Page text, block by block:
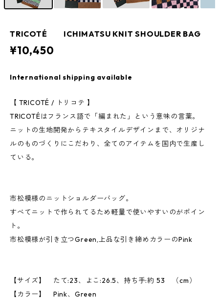
TRICOTÉ ICHIMATSU KNIT SHOULDER BAG
¥10,450
International shipping available
【 TRICOTÉ / トリコテ 】
TRICOTÉはフランス語で「編まれた」という意味の言葉。
ニットの生地開発からテキスタイルデザインまで、オリジナ
ルのものづくりにこだわり、全てのアイテムを国内で生産し
ている。
市松模様のニットショルダーバッグ。
すべてニットで作られてるため軽量で使いやすいのがポイン
ト。
市松模様が引き立つGreen,上品な引き締めカラーのPink
【サイズ】 たて:23、よこ:26.5、持ち手:約 53 （cm）
【カラー】 Pink、Green